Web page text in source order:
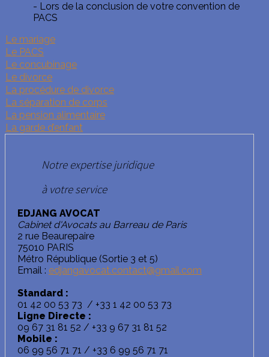
- Lors de la conclusion de votre convention de
PACS
Le mariage
Le PACS
Le concubinage
Le divorce
La procédure de divorce
La séparation de corps
La pension alimentaire
La garde d’enfant
Notre expertise juridique
à votre service
EDJANG AVOCAT
Cabinet d'Avocats au Barreau de Paris
2 rue Beaurepaire
75010 PARIS
Métro République (Sortie 3 et 5)
Email : edjangavocat.contact@gmail.com
Standard :
01 42 00 53 73 / +33 1 42 00 53 73
Ligne Directe :
09 67 31 81 52 / +33 9 67 31 81 52
Mobile :
06 99 56 71 71 / +33 6 99 56 71 71